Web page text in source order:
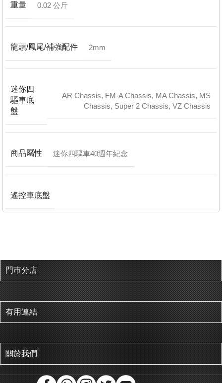
重量 0.02 公斤
龍頭/鳳尾/補強配件 2mm
迷你四
驅車底
盤
AR Chassis, FM-A Chassis, MA Chassis, MS
Chassis, Super 2 Chassis, VZ Chassis
商品屬性 迷你四驅車40週年紀念
遙控車底盤
門巿分店
有用連結
關於我們